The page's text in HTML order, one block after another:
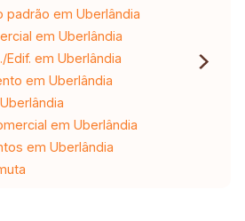
padrão em Uberlândia
em Uberlândia
em Uberlândia
em Uberlândia
em Uberlândia
em Uberlândia